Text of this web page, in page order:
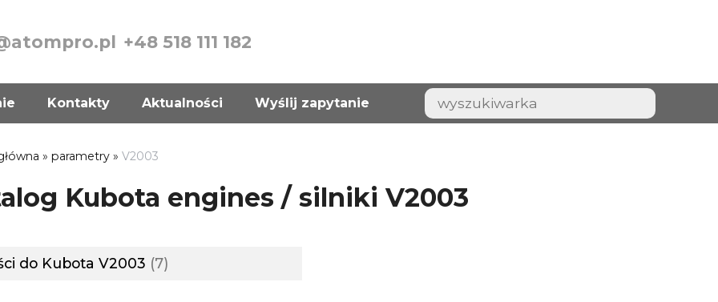
+48 518 111 182
Kontakty Aktualności Wyślij zapytanie
» parametry » V2003
Kubota engines / silniki V2003
do Kubota V2003 7